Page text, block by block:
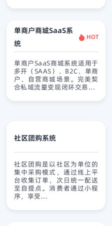
查看详情 免费试用
单商户商城SaaS系
统
HOT
单商户SaaS商城系统适用于
多开（SAAS）、B2C、单商
户、自营商城场景。完美契
合私域流量变现闭环交易...
查看详情 免费试用
社区团购系统
社区团购是以社区为单位的
集中采购模式，通过线上平
台收集订单，次日统一配送
至自提点。消费者通过小程
序，享受...